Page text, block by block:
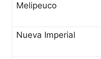
Melipeuco
Nueva Imperial